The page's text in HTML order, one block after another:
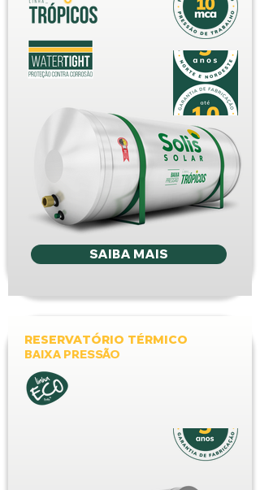
SAIBA MAIS
RESERVATÓRIO TÉRMICO
BAIXA PRESSÃO